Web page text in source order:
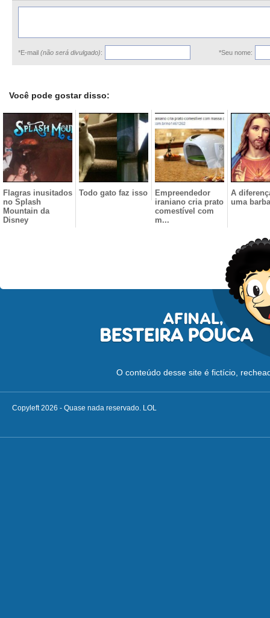
*E-mail (não será divulgado): *Seu nome:
Você pode gostar disso:
Flagras inusitados
no Splash
Mountain da
Disney
Todo gato faz isso
Empreendedor
iraniano cria prato
comestível com
m...
A
uma
O conteúdo desse site é fictício,
Copyleft 2026 - Quase nada reservado. LOL